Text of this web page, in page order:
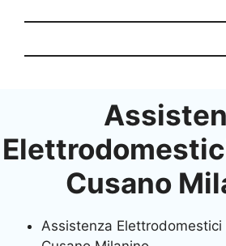
Cusano
Assistenza Elettrodomestici